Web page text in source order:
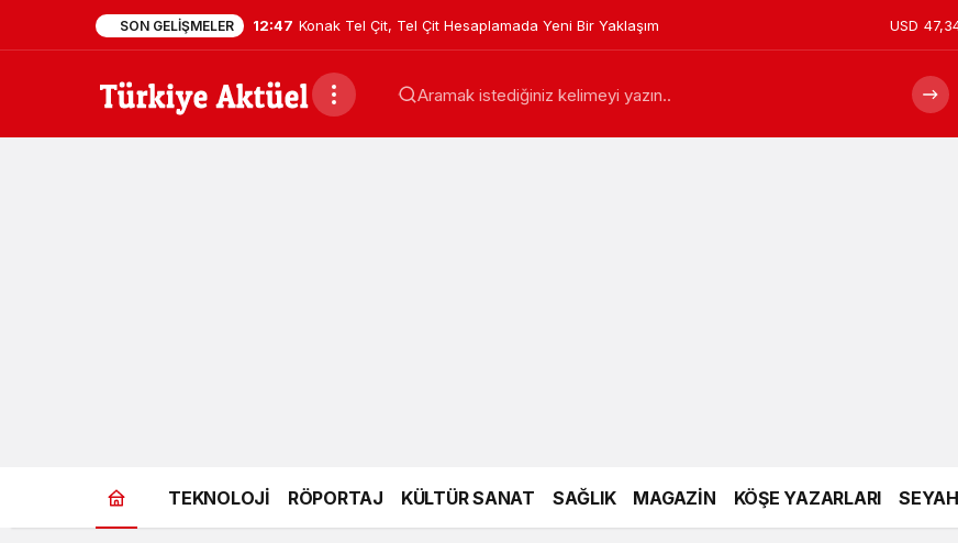
SON GELIŞMELER 12:47 Konak Tel Çit, Tel Çit Hesaplamada Yeni Bir Yaklaşım USD
TEKNOLOJİ RÖPORTAJ KÜLTÜR SANAT SAĞLIK MAGAZİN KÖŞE YAZARLARI